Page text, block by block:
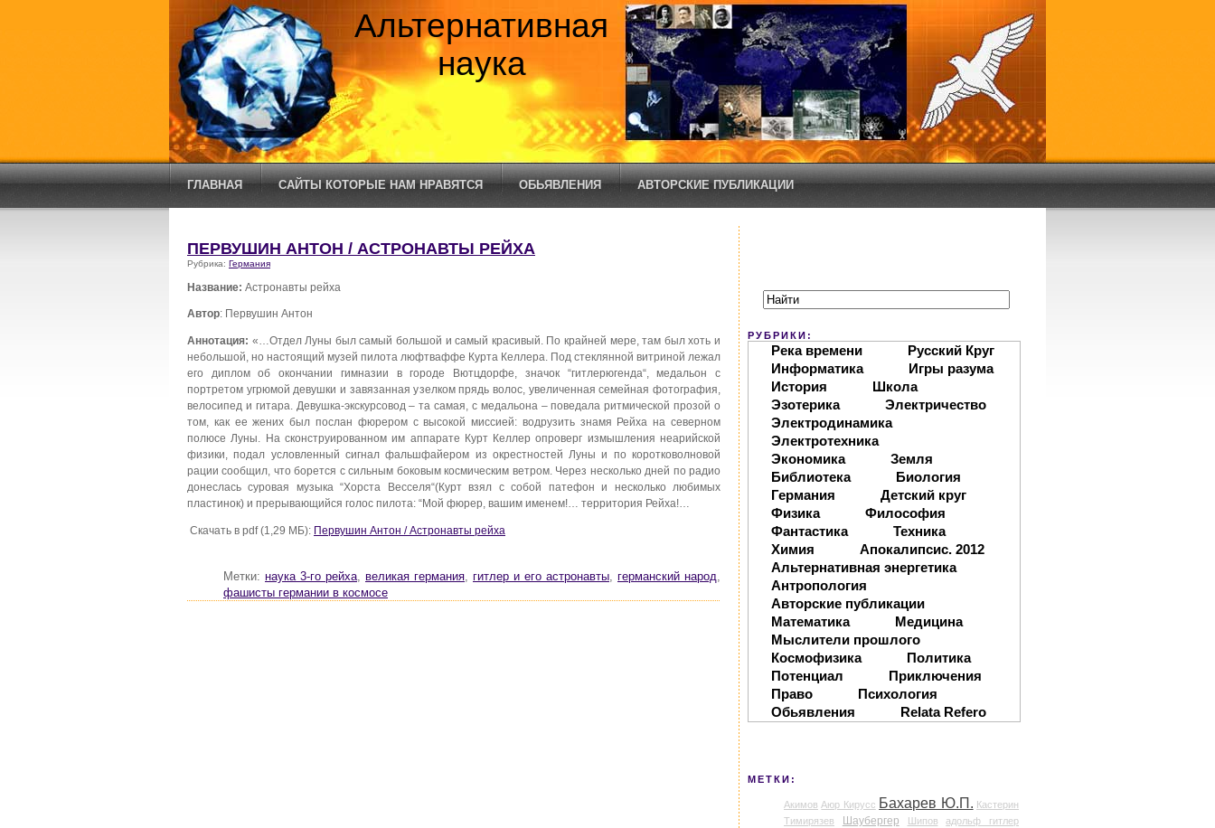
Альтернативная
наука
ГЛАВНАЯ САЙТЫ КОТОРЫЕ НАМ НРАВЯТСЯ ОБЬЯВЛЕНИЯ АВТОРСКИЕ ПУБЛИКАЦИИ
ПЕРВУШИН АНТОН / АСТРОНАВТЫ РЕЙХА
Рубрика: Германия
Название: Астронавты рейха
Автор: Первушин Антон
Аннотация: «…Отдел Луны был самый большой и самый красивый. По крайней мере, там был хоть и
небольшой, но настоящий музей пилота люфтваффе Курта Келлера. Под стеклянной витриной лежал
его диплом об окончании гимназии в городе Вютцдорфе, значок “гитлерюгенда“, медальон с
портретом угрюмой девушки и завязанная узелком прядь волос, увеличенная семейная фотография,
велосипед и гитара. Девушка-экскурсовод – та самая, с медальона – поведала ритмической прозой о
том, как ее жених был послан фюрером с высокой миссией: водрузить знамя Рейха на северном
полюсе Луны. На сконструированном им аппарате Курт Келлер опроверг измышления неарийской
физики, подал условленный сигнал фальшфайером из окрестностей Луны и по коротковолновой
рации сообщил, что борется с сильным боковым космическим ветром. Через несколько дней по радио
донеслась суровая музыка “Хорста Весселя“(Курт взял с собой патефон и несколько любимых
пластинок) и прерывающийся голос пилота: “Мой фюрер, вашим именем!… территория Рейха!…
Скачать в pdf (1,29 МБ): Первушин Антон / Астронавты рейха
Метки: наука 3-го рейха великая германия гитлер и его астронавты германский народ
фашисты германии в космосе
РУБРИКИ:
Река времени
Русский Круг
Информатика
Игры разума
История
Школа
Эзотерика
Электричество
Электродинамика
Электротехника
Экономика
Земля
Библиотека
Биология
Германия
Детский круг
Физика
Философия
Фантастика
Техника
Химия
Апокалипсис. 2012
Альтернативная энергетика
Антропология
Авторские публикации
Математика
Медицина
Мыслители прошлого
Космофизика
Политика
Потенциал
Приключения
Право
Психология
Обьявления
Relata Refero
МЕТКИ:
Акимов Аюр Кирусс Бахарев Ю.П. Кастерин
Тимирязев
Шаубергер Шипов
адольф гитлер